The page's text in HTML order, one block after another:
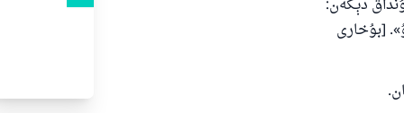
دېگەن:
[بۇخارى